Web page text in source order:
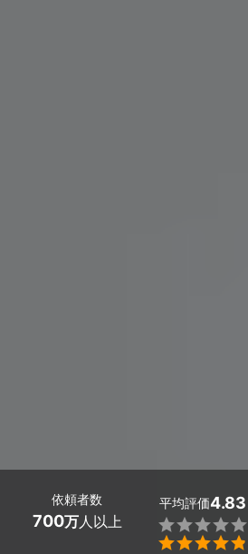
依頼者数
700万人以上
平均評価4.83

